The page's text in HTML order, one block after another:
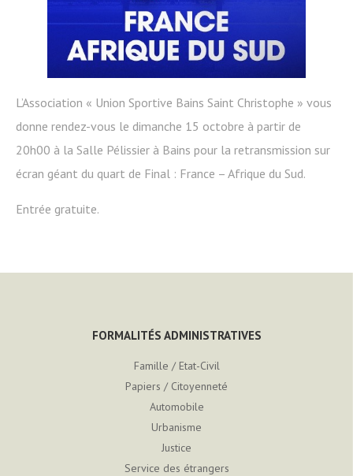
L’Association « Union Sportive Bains Saint Christophe » vous
donne rendez-vous le dimanche 15 octobre à partir de
20h00 à la Salle Pélissier à Bains pour la retransmission sur
écran géant du quart de Final : France – Afrique du Sud.
Entrée gratuite.
FORMALITÉS ADMINISTRATIVES
Famille / Etat-Civil
Papiers / Citoyenneté
Automobile
Urbanisme
Justice
Service des étrangers